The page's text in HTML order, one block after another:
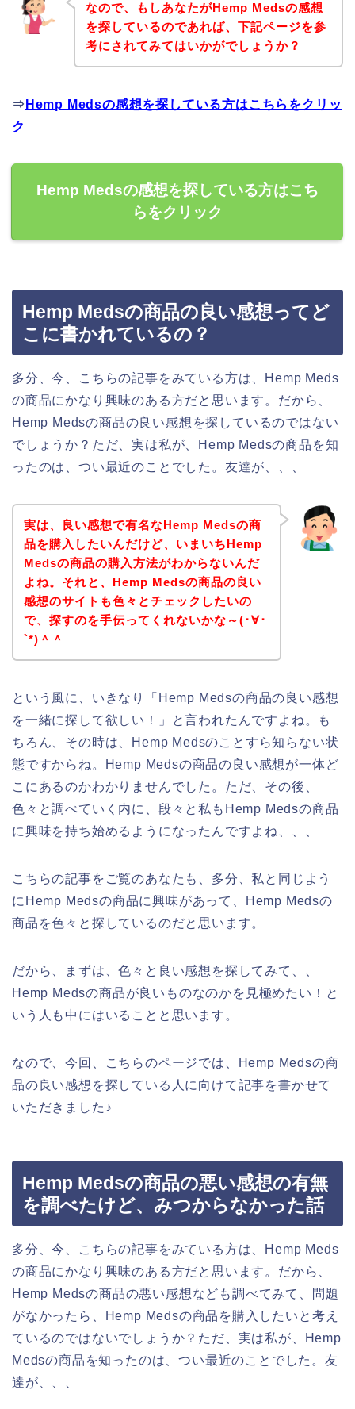
なので、もしあなたがHemp Medsの感想
を探しているのであれば、下記ページを参
考にされてみてはいかがでしょうか？
⇒ Hemp Medsの感想を探している方はこちらをクリッ
ク
Hemp Medsの感想を探している方はこち
らをクリック
Hemp Medsの商品の良い感想ってど
こに書かれているの？
多分、今、こちらの記事をみている方は、Hemp Meds
の商品にかなり興味のある方だと思います。だから、
Hemp Medsの商品の良い感想を探しているのではない
でしょうか？ただ、実は私が、Hemp Medsの商品を知
ったのは、つい最近のことでした。友達が、、、
実は、良い感想で有名なHemp Medsの商
品を購入したいんだけど、いまいちHemp
Medsの商品の購入方法がわからないんだ
よね。それと、Hemp Medsの商品の良い
感想のサイトも色々とチェックしたいの
で、探すのを手伝ってくれないかな～(･∀･
`*)＾＾
という風に、いきなり「Hemp Medsの商品の良い感想
を一緒に探して欲しい！」と言われたんですよね。も
ちろん、その時は、Hemp Medsのことすら知らない状
態ですからね。Hemp Medsの商品の良い感想が一体ど
こにあるのかわかりませんでした。ただ、その後、
色々と調べていく内に、段々と私もHemp Medsの商品
に興味を持ち始めるようになったんですよね、、、
こちらの記事をご覧のあなたも、多分、私と同じよう
にHemp Medsの商品に興味があって、Hemp Medsの
商品を色々と探しているのだと思います。
だから、まずは、色々と良い感想を探してみて、、
Hemp Medsの商品が良いものなのかを見極めたい！と
いう人も中にはいることと思います。
なので、今回、こちらのページでは、Hemp Medsの商
品の良い感想を探している人に向けて記事を書かせて
いただきました♪
Hemp Medsの商品の悪い感想の有無
を調べたけど、みつからなかった話
多分、今、こちらの記事をみている方は、Hemp Meds
の商品にかなり興味のある方だと思います。だから、
Hemp Medsの商品の悪い感想なども調べてみて、問題
がなかったら、Hemp Medsの商品を購入したいと考え
ているのではないでしょうか？ただ、実は私が、Hemp
Medsの商品を知ったのは、つい最近のことでした。友
達が、、、